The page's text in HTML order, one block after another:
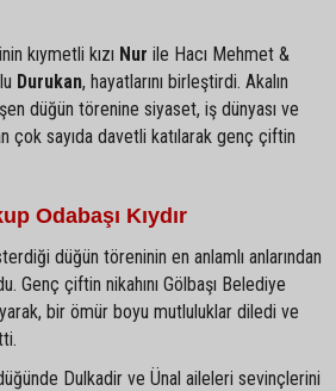
kıymetli kızı Nur ile Hacı Mehmet &
Durukan, hayatlarını birleştirdi. Akalın
düğün törenine siyaset, iş dünyası ve
çok sayıda davetli katılarak genç çiftin
Odabaşı Kıydır
düğün töreninin en anlamlı anlarından
Genç çiftin nikahını Gölbaşı Belediye
bir ömür boyu mutluluklar diledi ve
Dulkadir ve Ünal aileleri sevinçlerini